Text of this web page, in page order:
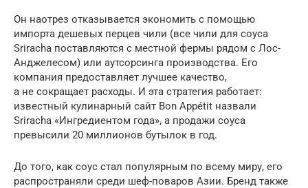
Он наотрез отказывается экономить с помощью
импорта дешевых перцев чили (все чили для соуса
Sriracha поставляются с местной фермы рядом с Лос-
Анджелесом) или аутсорсинга производства. Его
компания предоставляет лучшее качество,
а не сокращает расходы. И эта стратегия работает:
известный кулинарный сайт Bon Appétit назвали
Sriracha «Ингредиентом года», а продажи соуса
превысили 20 миллионов бутылок в год.
До того, как соус стал популярным по всему миру, его
распространяли среди шеф-поваров Азии. Бренд также